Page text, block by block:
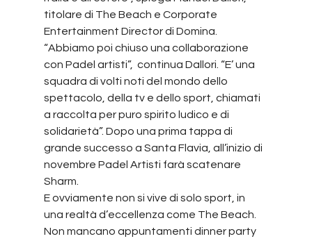
titolare di The Beach e Corporate
Entertainment Director di Domina.
“Abbiamo poi chiuso una collaborazione
con Padel artisti”,  continua Dallori. “E’ una
squadra di volti noti del mondo dello
spettacolo, della tv e dello sport, chiamati
a raccolta per puro spirito ludico e di
solidarietà”. Dopo una prima tappa di
grande successo a Santa Flavia, all’inizio di
novembre Padel Artisti farà scatenare
Sharm.
E ovviamente non si vive di solo sport, in
una realtà d’eccellenza come The Beach.
Non mancano appuntamenti dinner party